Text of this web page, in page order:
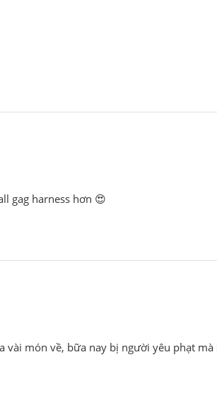
gag harness hơn 😍
vài món về, bữa nay bị người yêu phạt